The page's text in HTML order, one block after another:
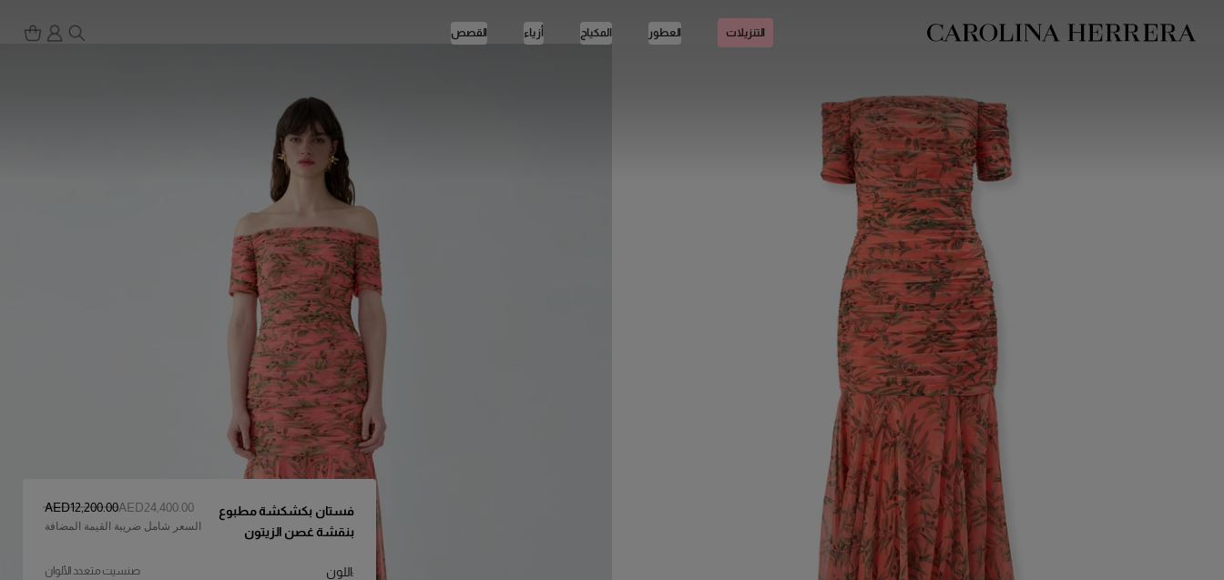
بيان إمكانية الوصول (الرابط)
التنزيلات العطور المكياج أزياء القصص
فستان بكشكشة مطبوع
بنقشة غصن الزيتون
السعر الأصلي:
AED‌24,400.00سعر التخفيض:AED‌12,200.00
السعر شامل ضريبة القيمة المضافة
:اللون صنسيت متعدد الألوان